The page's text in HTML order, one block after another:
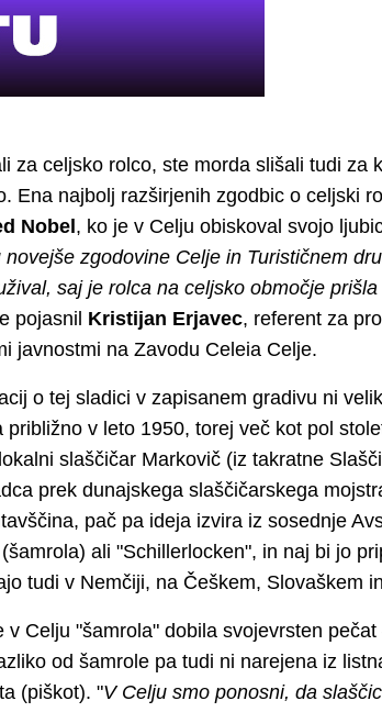
za celjsko rolco, ste morda slišali tudi za
Ena najbolj razširjenih zgodbic o celjski
Nobel , ko je v Celju obiskoval svojo
novejše zgodovine Celje in Turističnem
saj je rolca na celjsko območje
pojasnil Kristijan Erjavec, referent za
javnostmi na Zavodu Celeia Celje.
o tej sladici v zapisanem gradivu ni
približno v leto 1950, torej več kot pol
slaščičar Markovič (iz takratne
prek dunajskega slaščičarskega
pač pa ideja izvira iz sosednje
ali "Schillerlocken", in naj bi jo
tudi v Nemčiji, na Češkem, Slovaškem
v Celju "šamrola" dobila svojevrsten
od šamrole pa tudi ni narejena iz
(piškot). "V Celju smo ponosni, da